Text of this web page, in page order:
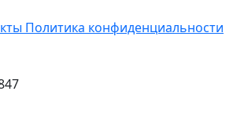
Политика конфиденциальности